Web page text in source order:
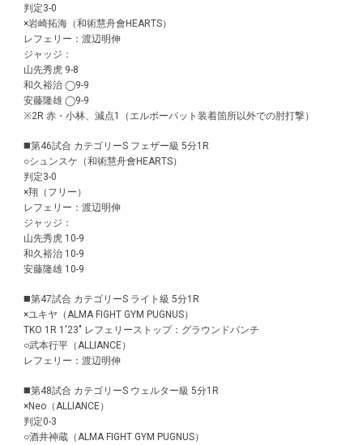
判定3-0
×岩崎拓海（和術慧舟會HEARTS）
レフェリー：渡辺明伸
ジャッジ：
山先秀虎 9-8
和久裕治 ◯9-9
安藤隆雄 ◯9-9
※2R 赤・小林、減点1（エルボーパット装着箇所以外での肘打撃）
◼️第46試合 カテゴリーS フェザー級 5分1R
○シュンスケ（和術慧舟會HEARTS）
判定3-0
×翔（フリー）
レフェリー：渡辺明伸
ジャッジ：
山先秀虎 10-9
和久裕治 10-9
安藤隆雄 10-9
◼️第47試合 カテゴリーS ライト級 5分1R
×ユキヤ（ALMA FIGHT GYM PUGNUS）
TKO 1R 1'23" レフェリーストップ：グラウンドパンチ
○武本行平（ALLIANCE）
レフェリー：渡辺明伸
◼️第48試合 カテゴリーS ウェルター級 5分1R
×Neo（ALLIANCE）
判定0-3
○酒井神蔵（ALMA FIGHT GYM PUGNUS）